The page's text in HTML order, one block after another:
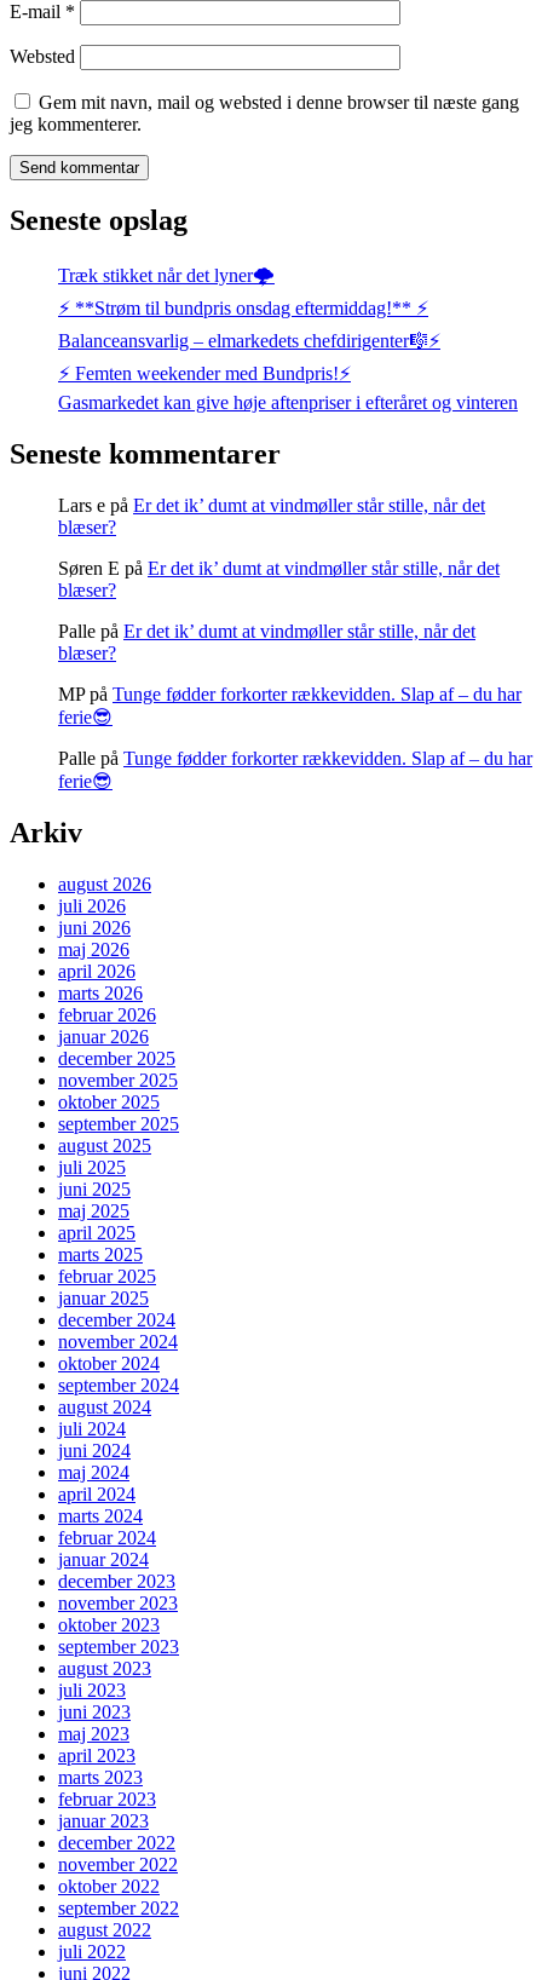
E-mail *
Websted
Gem mit navn, mail og websted i denne browser til næste gang
jeg kommenterer.
Seneste opslag
Træk stikket når det lyner🌩️
⚡️ **Strøm til bundpris onsdag eftermiddag!** ⚡️
Balanceansvarlig – elmarkedets chefdirigenter🎼⚡
⚡️ Femten weekender med Bundpris!⚡️
Gasmarkedet kan give høje aftenpriser i efteråret og vinteren
Seneste kommentarer
Lars e på Er det ik’ dumt at vindmøller står stille, når det
blæser?
Søren E på Er det ik’ dumt at vindmøller står stille, når det
blæser?
Palle på Er det ik’ dumt at vindmøller står stille, når det
blæser?
MPpå Tunge fødder forkorter rækkevidden. Slap af – du har
ferie😎
Palle på Tunge fødder forkorter rækkevidden. Slap af – du har
ferie😎
Arkiv
august 2026
juli 2026
juni 2026
maj 2026
april 2026
marts 2026
februar 2026
januar 2026
december 2025
november 2025
oktober 2025
september 2025
august 2025
juli 2025
juni 2025
maj 2025
april 2025
marts 2025
februar 2025
januar 2025
december 2024
november 2024
oktober 2024
september 2024
august 2024
juli 2024
juni 2024
maj 2024
april 2024
marts 2024
februar 2024
januar 2024
december 2023
november 2023
oktober 2023
september 2023
august 2023
juli 2023
juni 2023
maj 2023
april 2023
marts 2023
februar 2023
januar 2023
december 2022
november 2022
oktober 2022
september 2022
august 2022
juli 2022
juni 2022